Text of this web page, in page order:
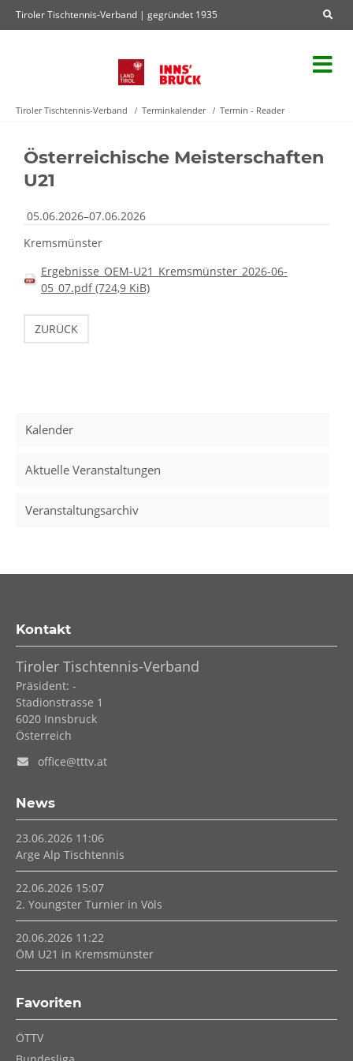
Tiroler Tischtennis-Verband | gegründet 1935
Tiroler Tischtennis-Verband Terminkalender Termin - Reader
Österreichische Meisterschaften
U21
05.06.2026–07.06.2026
Kremsmünster
Ergebnisse_OEM-U21_Kremsmünster_2026-06-
05_07.pdf(724,9 KiB)
ZURÜCK
Kalender
Aktuelle Veranstaltungen
Veranstaltungsarchiv
Kontakt
Tiroler Tischtennis-Verband
Präsident: -
Stadionstrasse 1
6020 Innsbruck
Österreich
office@tttv.at
News
23.06.2026 11:06
Arge Alp Tischtennis
22.06.2026 15:07
2. Youngster Turnier in Völs
20.06.2026 11:22
ÖM U21 in Kremsmünster
Favoriten
Navigation
überspringen
ÖTTV